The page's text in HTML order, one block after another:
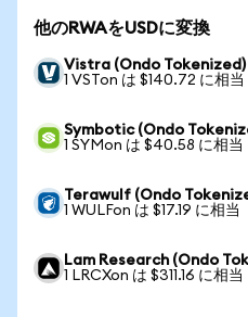
他のRWAをUSDに変換
Vistra (Ondo Tokenized)
1 VSTon は $140.72 に相当
Symbotic (Ondo
1 SYMon は $40.58 に相当
Terawulf (Ondo
1 WULFon は $17.19 に相当
Lam Research (Ondo
1 LRCXon は $311.16 に相当